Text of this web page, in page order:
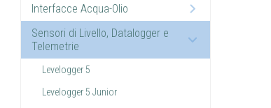
Interfacce Acqua-Olio
Sensori di Livello, Datalogger e
Telemetrie
Levelogger 5
Levelogger 5 Junior